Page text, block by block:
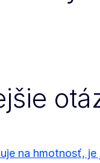
na hmotnosť, je